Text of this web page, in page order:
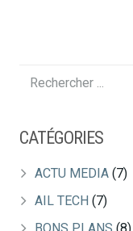
CATÉGORIES
ACTU MEDIA (7)
AIL TECH (7)